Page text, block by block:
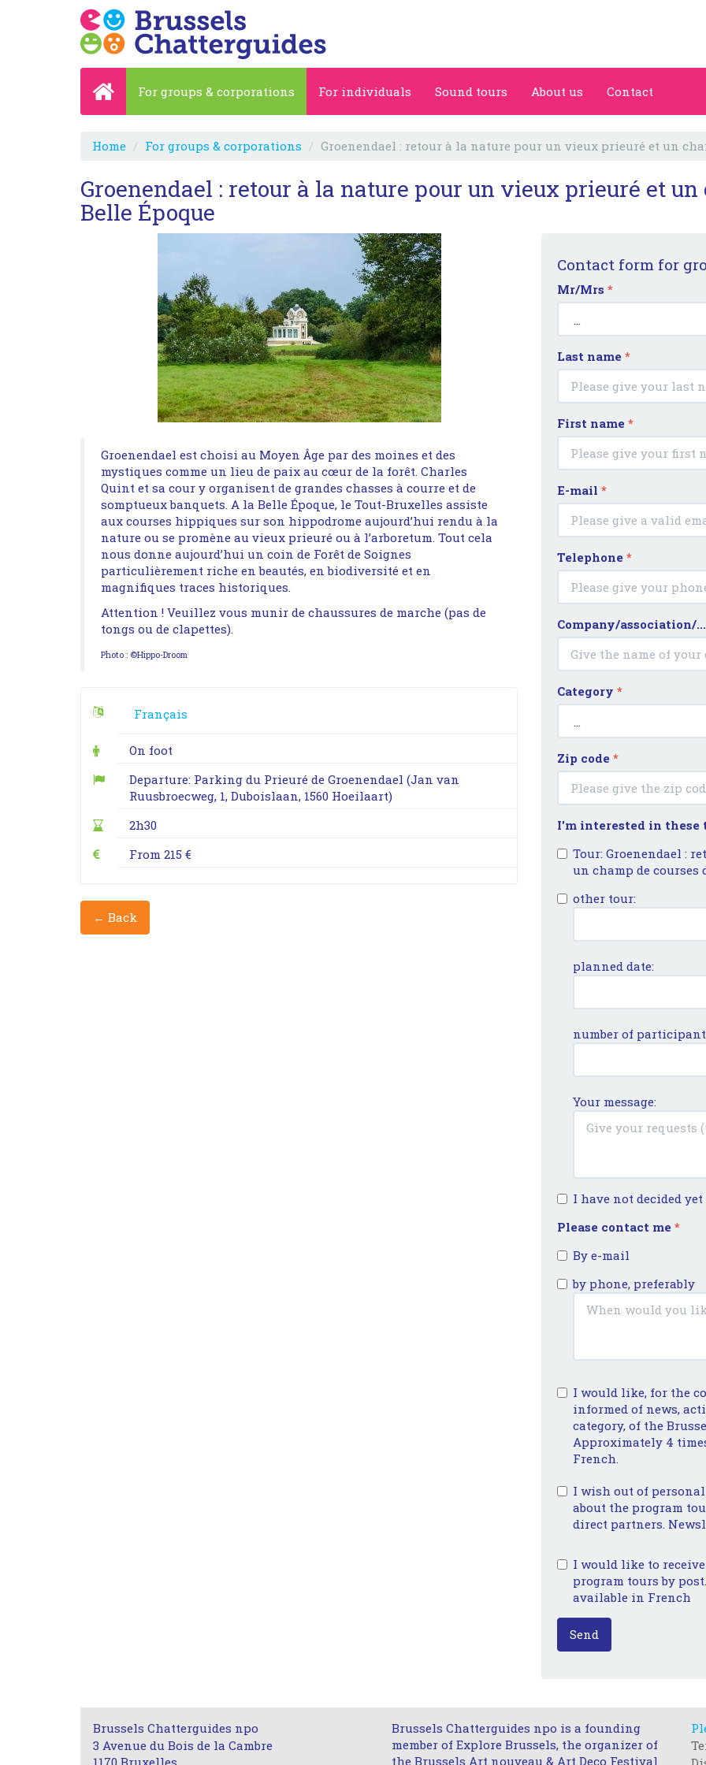
For groups & corporations For individuals Sound tours About us Contact
Home For groups & corporations Groenendael : retour à la nature pour un vieux prieuré et un
Groenendael : retour à la nature pour un vieux prieuré et un
Belle Époque
Groenendael est choisi au Moyen Âge par des moines et des
mystiques comme un lieu de paix au cœur de la forêt. Charles
Quint et sa cour y organisent de grandes chasses à courre et de
somptueux banquets. A la Belle Époque, le Tout-Bruxelles assiste
aux courses hippiques sur son hippodrome aujourd’hui rendu à la
nature ou se promène au vieux prieuré ou à l’arboretum. Tout cela
nous donne aujourd’hui un coin de Forêt de Soignes
particulièrement riche en beautés, en biodiversité et en
magnifiques traces historiques.
Attention ! Veuillez vous munir de chaussures de marche (pas de
tongs ou de clapettes).
Photo : ©Hippo-Droom
Français
On foot
Departure: Parking du Prieuré de Groenendael (Jan van
Ruusbroecweg, 1, Duboislaan, 1560 Hoeilaart)
2h30
From 215 €
← Back
Contact form for
Mr/Mrs *
Last name *
First name *
E-mail *
Telephone *
Company/association/
Category *
Zip code *
I'm interested in these
Tour: Groenendael :
un champ de courses
other tour:
planned date:
number of
Your message:
I have not decided
Please contact me *
By e-mail
by phone, preferably
I would like, for the
informed of news,
category, of the
Approximately 4
French.
I wish out of
about the program
direct partners.
I would like to
program tours by
available in French
Send
Brussels Chatterguides npo
3 Avenue du Bois de la Cambre
1170 Bruxelles
Brussels Chatterguides npo is a founding
member of Explore Brussels, the organizer of
the Brussels Art nouveau & Art Deco Festival